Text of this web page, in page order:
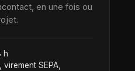
en une fois ou
h
SEPA,